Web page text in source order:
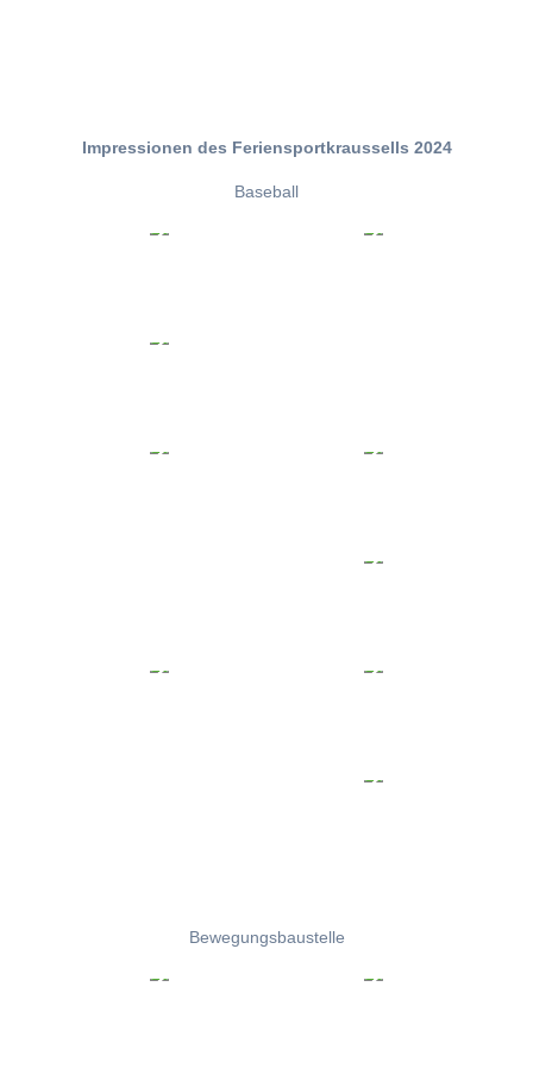
Impressionen des Feriensportkraussells 2024
Baseball
Bewegungsbaustelle